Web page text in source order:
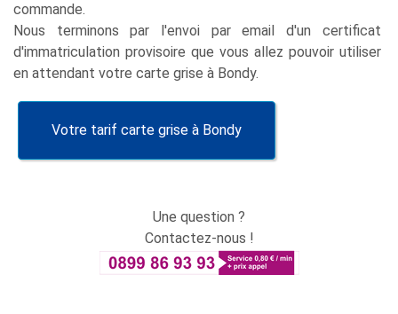
commande.
Nous terminons par l'envoi par email d'un certificat
d'immatriculation provisoire que vous allez pouvoir utiliser
en attendant votre carte grise à Bondy.
Votre tarif carte grise à Bondy
Une question ?
Contactez-nous !